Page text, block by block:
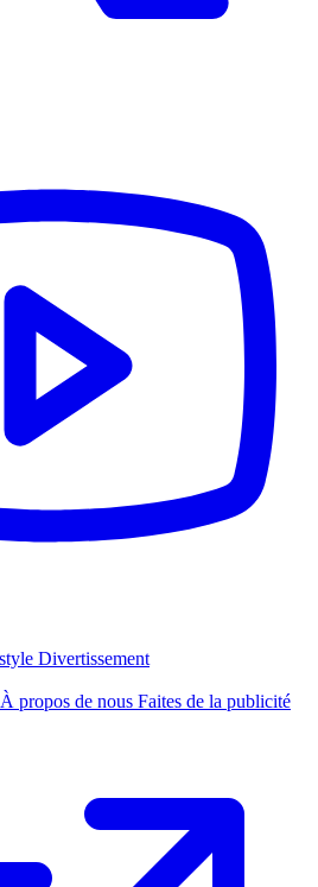
Divertissement
À propos de nous Faites de la publicité